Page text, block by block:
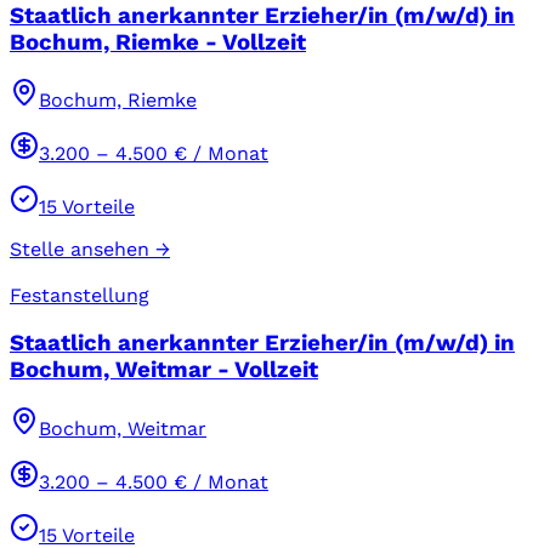
Staatlich anerkannter Erzieher/in (m/w/d) in
Bochum, Riemke - Vollzeit
Bochum, Riemke
3.200 – 4.500 € / Monat
15 Vorteile
Stelle ansehen →
Festanstellung
Staatlich anerkannter Erzieher/in (m/w/d) in
Bochum, Weitmar - Vollzeit
Bochum, Weitmar
3.200 – 4.500 € / Monat
15 Vorteile